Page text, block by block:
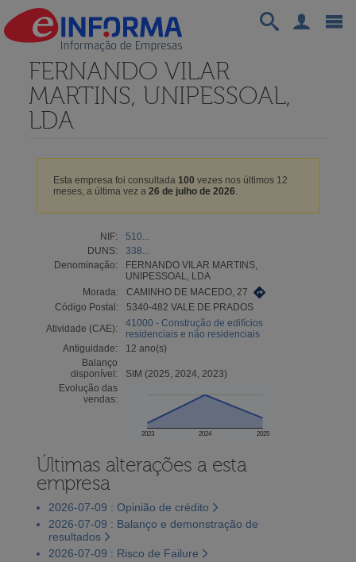
FERNANDO VILAR
MARTINS, UNIPESSOAL,
LDA
Esta empresa foi consultada 100 vezes nos últimos 12
meses, a última vez a 26 de julho de 2026.
NIF:
510...
DUNS:
338...
Denominação:
FERNANDO VILAR MARTINS,
UNIPESSOAL, LDA
Morada:
CAMINHO DE MACEDO, 27
Código Postal:
5340-482 VALE DE PRADOS
Atividade (CAE):
41000 - Construção de edifícios
residenciais e não residenciais
Antiguidade:
12 ano(s)
Balanço
disponível:
SIM (2025, 2024, 2023)
Evolução das
vendas:
2023 2024 2025
Últimas alterações a esta
empresa
2026-07-09 : Opinião de crédito
2026-07-09 : Balanço e demonstração de
resultados
2026-07-09 : Risco de Failure